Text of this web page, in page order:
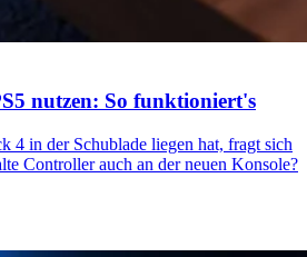
nutzen: So funktioniert's
4 in der Schublade liegen hat, fragt sich
Controller auch an der neuen Konsole?